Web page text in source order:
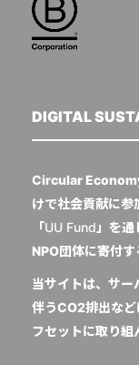
DIGITAL
Circular
けで社会貢献に参
「UU Fund 」を
NPO団体に寄付す
当サイトは、サー
伴うCO2排出な
フセットに取り組